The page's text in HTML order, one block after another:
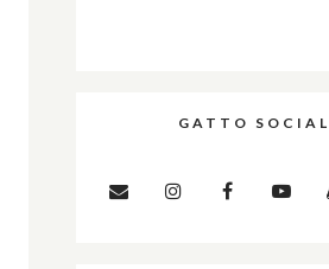
GATTO SOCIAL